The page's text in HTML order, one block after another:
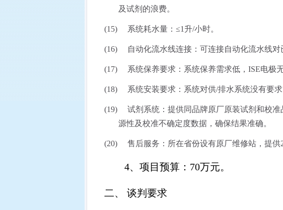
及试剂的浪费。
(15) 系统耗水量：≤1 升/小时。
(16) 自动化流水线连接：可连接自动化流水线对
(17) 系统保养要求：系统保养需求低， ISE电极
(18) 系统安装要求：系统对供/排水系统没有要
(19)
试剂系统：提供同品牌原厂原装试剂和校
源性及校准不确定度数据，确保结果准确。
(20) 售后服务：所在省份设有原厂维修站，提供
4、 项目预算： 70万元。
二、 谈判要求